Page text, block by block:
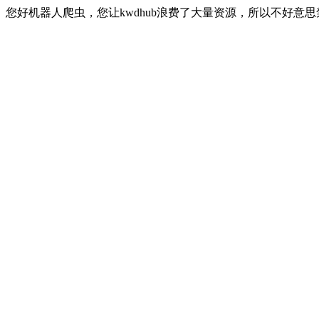
您好机器人爬虫，您让kwdhub浪费了大量资源，所以不好意思